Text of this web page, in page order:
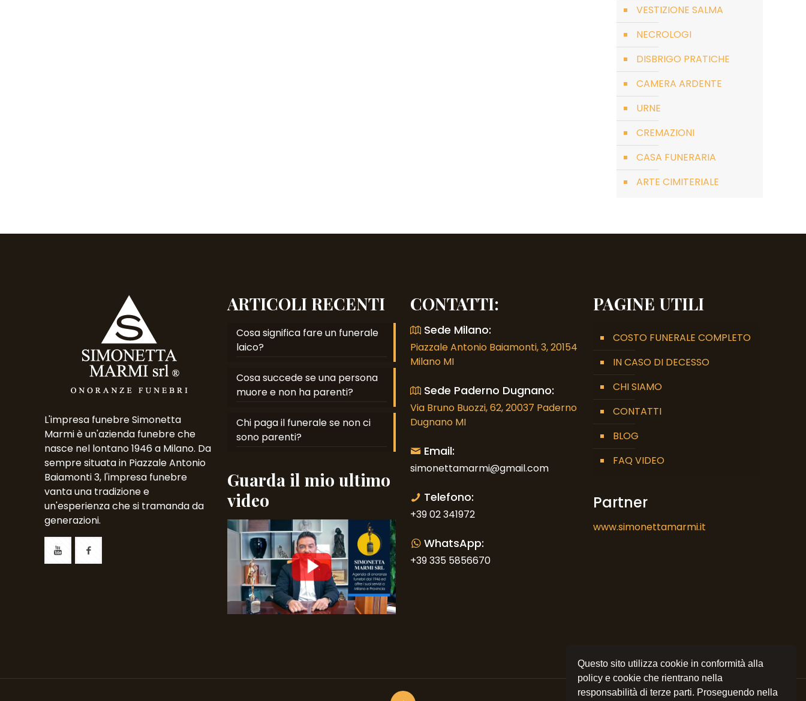
Questo sito utilizza cookie in conformità alla
policy e cookie che rientrano nella
responsabilità di terze parti. Proseguendo nella
VESTIZIONE SALMA
NECROLOGI
DISBRIGO PRATICHE
CAMERA ARDENTE
URNE
CREMAZIONI
CASA FUNERARIA
ARTE CIMITERIALE
L'impresa funebre Simonetta
Marmi è un'azienda funebre che
nasce nel lontano 1946 a Milano. Da
sempre situata in Piazzale Antonio
Baiamonti 3, l'impresa funebre
vanta una tradizione e
un'esperienza che si tramanda da
generazioni.
ARTICOLI RECENTI
Cosa significa fare un funerale
laico?
Cosa succede se una persona
muore e non ha parenti?
Chi paga il funerale se non ci
sono parenti?
Guarda il mio ultimo
video
CONTATTI:
Sede Milano:
Piazzale Antonio Baiamonti, 3, 20154
Milano MI
Sede Paderno Dugnano:
Via Bruno Buozzi, 62, 20037 Paderno
Dugnano MI
Email:
simonettamarmi@gmail.com
Telefono:
+39 02 341972
WhatsApp:
+39 335 5856670
PAGINE UTILI
COSTO FUNERALE COMPLETO
IN CASO DI DECESSO
CHI SIAMO
CONTATTI
BLOG
FAQ VIDEO
Partner
www.simonettamarmi.it